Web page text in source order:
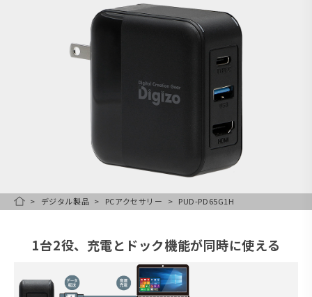
HOMEデジタル製品 PCアクセサリー PUD-PD65G1H
1台2役、充電とドック機能が同時に使える